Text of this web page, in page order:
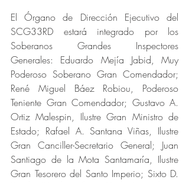
El Órgano de Dirección Ejecutivo del
SCG33RD estará integrado por los
Soberanos Grandes Inspectores
Generales: Eduardo Mejía Jabid, Muy
Poderoso Soberano Gran Comendador;
René Miguel Báez Robiou, Poderoso
Teniente Gran Comendador; Gustavo A.
Ortiz Malespin, Ilustre Gran Ministro de
Estado; Rafael A. Santana Viñas, Ilustre
Gran Canciller-Secretario General; Juan
Santiago de la Mota Santamaría, Ilustre
Gran Tesorero del Santo Imperio; Sixto D.